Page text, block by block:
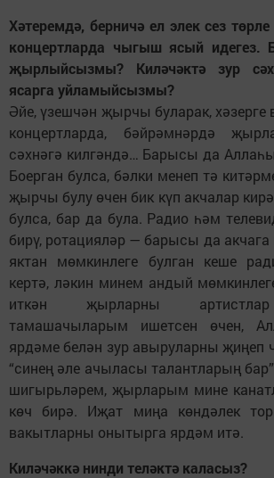
Хәтеремдә, берничә ел элек сез
концертларда чыгыш ясый идегез.
җырлыйсызмы? Киләчәктә зур
ясарга уйламыйсызмы?
Әйе, үзешчән җырчы буларак, хәзерге
концертларда, бәйрәмнәрдә
сәхнәгә килгәндә… Барысы да
Боерган булса, бәлки менеп тә
җырчы булу өчен бик күп акчалар
булса, бар да була. Радио һәм
бирү, ротацияләр — барысы да
яктан мөмкинлеге булган кеше
кертә, ләкин минем андый
иткән җырларны
тамашачыларым ишетсен өчен,
ярдәме белән зур авыруларны җиңеп
“синең әле ачыласы талантларың
шигырьләрем, җырларым мине
көч бирә. Иҗат миңа көндәлек
вакытларны онытырга ярдәм итә.
Киләчәккә нинди теләктә каласыз?